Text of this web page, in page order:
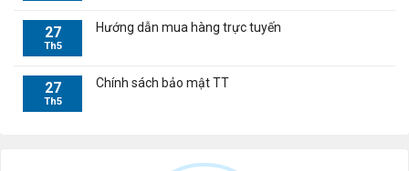
27
Th5
Hướng dẫn mua hàng trực tuyến
27
Th5
Chính sách bảo mật TT